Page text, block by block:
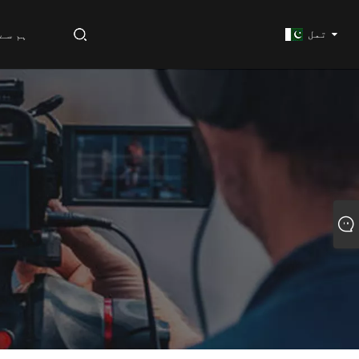
ہم تمل